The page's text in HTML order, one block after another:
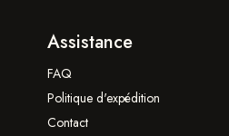
Assistance
FAQ
Politique d'expédition
Contact